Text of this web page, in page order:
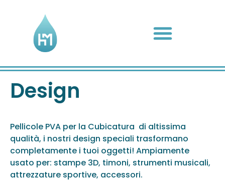
Design
Pellicole PVA per la Cubicatura di altissima
qualità, i nostri design speciali trasformano
completamente i tuoi oggetti! Ampiamente
usato per: stampe 3D, timoni, strumenti musicali,
attrezzature sportive, accessori.